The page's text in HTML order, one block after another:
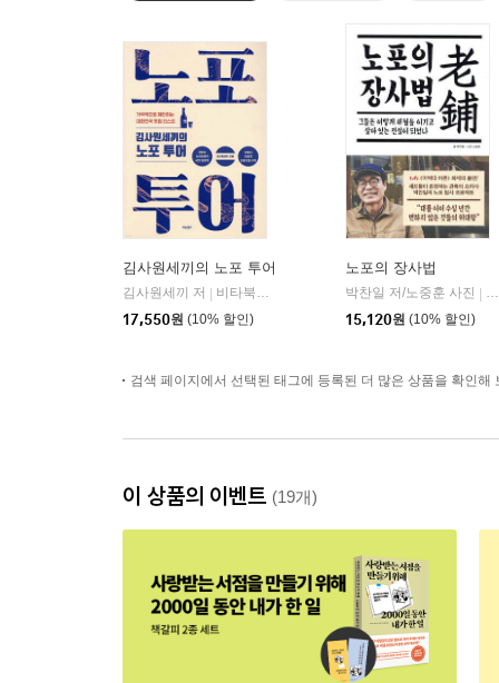
김사원세끼의 노포 투어
김사원세끼 저
비타북스(VITABOOKS)
17,550원 (10% 할인)
노포의 장사법
박찬일 저/노중훈 사진
15,120원 (10% 할인)
검색 페이지에서 선택된 태그에 등록된 더 많은 상품을 확인해
이 상품의 이벤트 (19개)